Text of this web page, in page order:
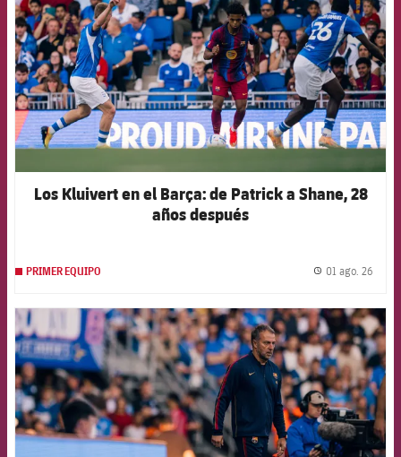
Los Kluivert en el Barça: de Patrick a Shane, 28
años después
PRIMER EQUIPO 01 ago. 26
FCB Barcelona badge